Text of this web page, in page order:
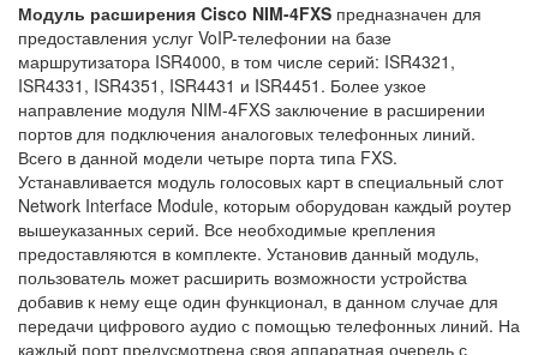
Модуль расширения Cisco NIM-4FXS предназначен для
предоставления услуг VoIP-телефонии на базе
маршрутизатора ISR4000, в том числе серий: ISR4321,
ISR4331, ISR4351, ISR4431 и ISR4451. Более узкое
направление модуля NIM-4FXS заключение в расширении
портов для подключения аналоговых телефонных линий.
Всего в данной модели четыре порта типа FXS.
Устанавливается модуль голосовых карт в специальный слот
Network Interface Module, которым оборудован каждый роутер
вышеуказанных серий. Все необходимые крепления
предоставляются в комплекте. Установив данный модуль,
пользователь может расширить возможности устройства
добавив к нему еще один функционал, в данном случае для
передачи цифрового аудио с помощью телефонных линий. На
каждый порт предусмотрена своя аппаратная очередь с